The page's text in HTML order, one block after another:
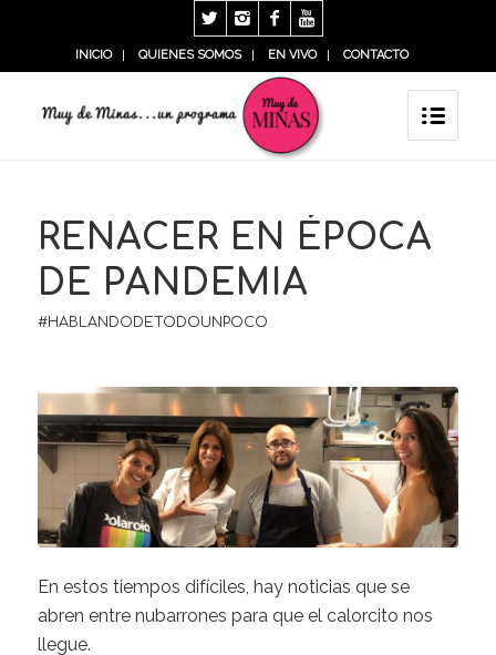
INICIO QUIENES SOMOS EN VIVO CONTACTO
RENACER EN ÉPOCA
DE PANDEMIA
#HABLANDODETODOUNPOCO
En estos tiempos difíciles, hay noticias que se
abren entre nubarrones para que el calorcito nos
llegue.